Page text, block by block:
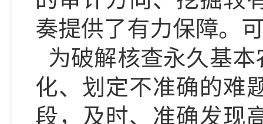
奏提供了有力保障。
为破解核查永久基
化、划定不准确的难
段，及时、准确发现